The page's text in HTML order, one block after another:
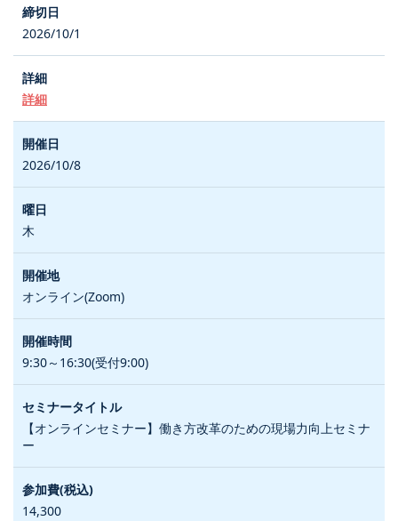
2026/10/1
詳細
2026/10/8
木
オンライン(Zoom)
9:30～16:30(受付9:00)
【オンラインセミナー】働き方改革のための現場力向上セミナ
ー
14,300